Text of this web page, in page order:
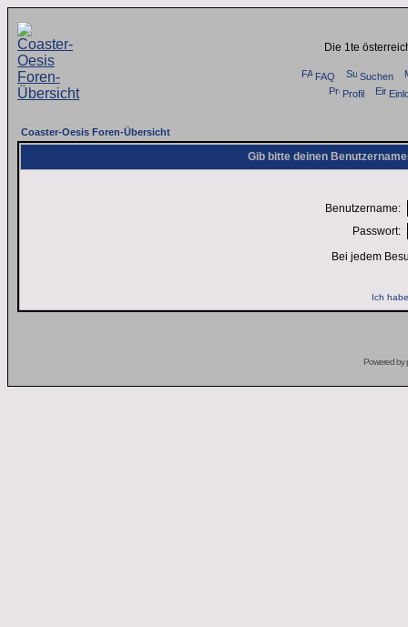
Die 1te
FAQ
Suchen
Profil
Coaster-Oesis Foren-Übersicht
Gib bitte deinen
Benutzername:
Passwort:
Bei jedem
Ich
Powered by